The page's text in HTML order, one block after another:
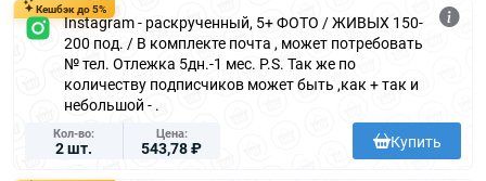
Кешбэк до 5%
Instagram - раскрученный, 5+ ФОТО / ЖИВЫХ 150-
200 под. / В комплекте почта , может потребовать
№ тел. Отлежка 5дн.-1 мес. P.S. Так же по
количеству подписчиков может быть ,как + так и
небольшой - .
Кол-во
2 шт.
Цена
543,78 ₽ Купить